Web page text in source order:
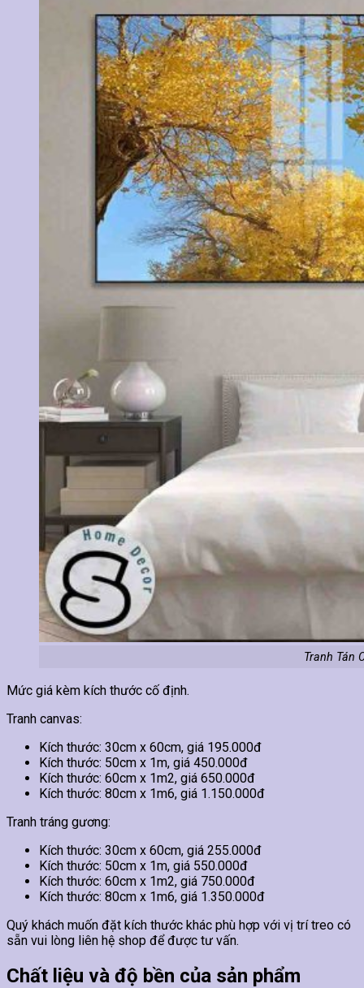
Tranh Tán
Mức giá kèm kích thước cố định.
Tranh canvas:
Kích thước: 30cm x 60cm, giá 195.000đ
Kích thước: 50cm x 1m, giá 450.000đ
Kích thước: 60cm x 1m2, giá 650.000đ
Kích thước: 80cm x 1m6, giá 1.150.000đ
Tranh tráng gương:
Kích thước: 30cm x 60cm, giá 255.000đ
Kích thước: 50cm x 1m, giá 550.000đ
Kích thước: 60cm x 1m2, giá 750.000đ
Kích thước: 80cm x 1m6, giá 1.350.000đ
Quý khách muốn đặt kích thước khác phù hợp với vị trí treo có
sẵn vui lòng liên hệ shop để được tư vấn.
Chất liệu và độ bền của sản phẩm